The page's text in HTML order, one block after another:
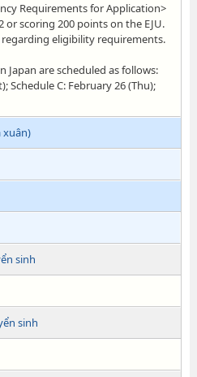
Requirements for Application>
or scoring 200 points on the EJU.
eligibility requirements.
Japan are scheduled as follows:
Schedule C: February 26 (Thu);
xuân)
sinh
sinh